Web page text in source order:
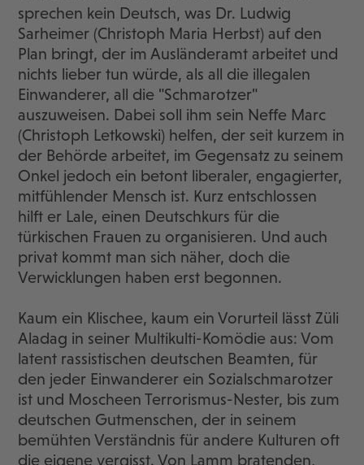
sprechen kein Deutsch, was Dr. Ludwig
Sarheimer (Christoph Maria Herbst) auf den
Plan bringt, der im Ausländeramt arbeitet und
nichts lieber tun würde, als all die illegalen
Einwanderer, all die "Schmarotzer"
auszuweisen. Dabei soll ihm sein Neffe Marc
(Christoph Letkowski) helfen, der seit kurzem in
der Behörde arbeitet, im Gegensatz zu seinem
Onkel jedoch ein betont liberaler, engagierter,
mitfühlender Mensch ist. Kurz entschlossen
hilft er Lale, einen Deutschkurs für die
türkischen Frauen zu organisieren. Und auch
privat kommt man sich näher, doch die
Verwicklungen haben erst begonnen.
Kaum ein Klischee, kaum ein Vorurteil lässt Züli
Aladag in seiner Multikulti-Komödie aus: Vom
latent rassistischen deutschen Beamten, für
den jeder Einwanderer ein Sozialschmarotzer
ist und Moscheen Terrorismus-Nester, bis zum
deutschen Gutmenschen, der in seinem
bemühten Verständnis für andere Kulturen oft
die eigene vergisst. Von Lamm bratenden,